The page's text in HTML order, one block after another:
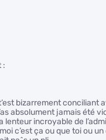
:
bizarrement conciliant
absolument jamais été
lenteur incroyable de
c’est ça ou que toi ou